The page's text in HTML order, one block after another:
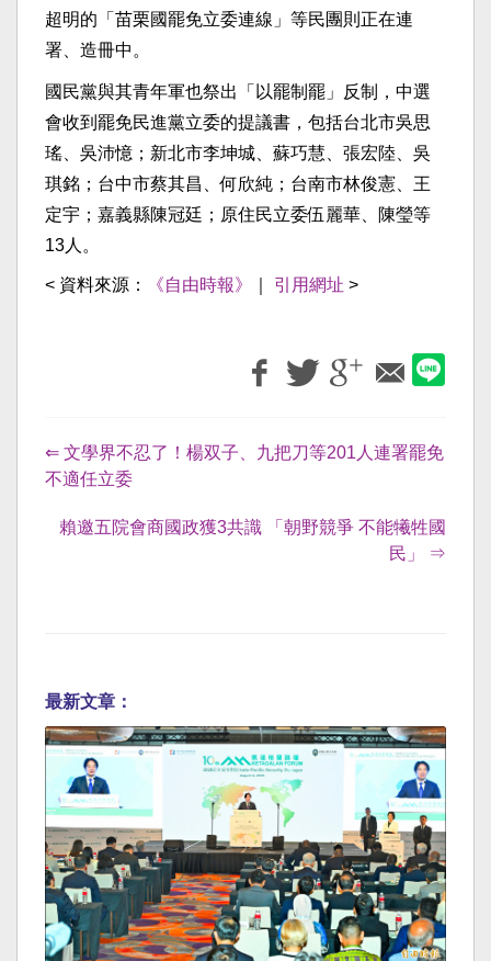
超明的「苗栗國罷免立委連線」等民團則正在連
署、造冊中。
國民黨與其青年軍也祭出「以罷制罷」反制，中選
會收到罷免民進黨立委的提議書，包括台北市吳思
瑤、吳沛憶；新北市李坤城、蘇巧慧、張宏陸、吳
琪銘；台中市蔡其昌、何欣純；台南市林俊憲、王
定宇；嘉義縣陳冠廷；原住民立委伍麗華、陳瑩等
13人。
< 資料來源： 《自由時報》 引用網址 >
⇐ 文學界不忍了！楊双子、九把刀等201人連署罷免
不適任立委
賴邀五院會商國政獲3共識 「朝野競爭 不能犧牲國
民」 ⇒
最新文章：